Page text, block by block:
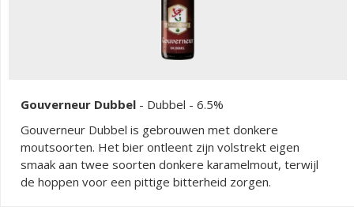
Gouverneur Dubbel - Dubbel - 6.5%
Gouverneur Dubbel is gebrouwen met donkere
moutsoorten. Het bier ontleent zijn volstrekt eigen
smaak aan twee soorten donkere karamelmout, terwijl
de hoppen voor een pittige bitterheid zorgen.